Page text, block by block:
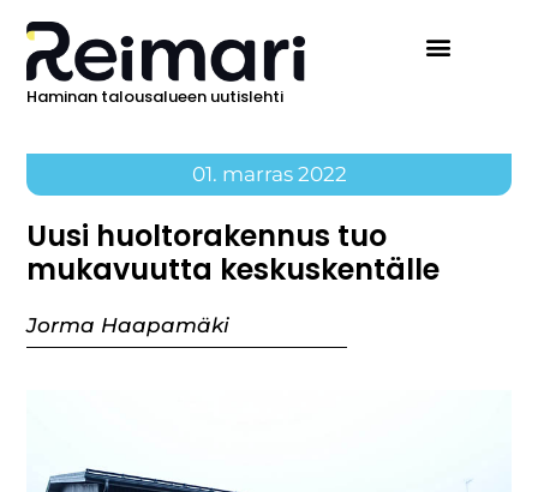
Haminan talousalueen uutislehti
01. marras 2022
Uusi huoltorakennus tuo
mukavuutta keskuskentälle
Jorma Haapamäki